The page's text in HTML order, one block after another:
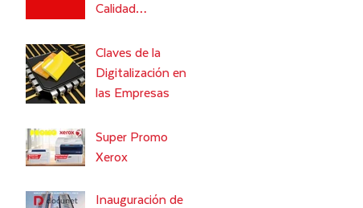
Calidad
Precisa en la
Gestión de Color
Claves de la
Digitalización en
las Empresas
Super Promo
Xerox
Inauguración de